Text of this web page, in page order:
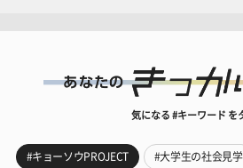
気になる #キーワード を
#キョーソウPROJECT #大学生の社会見学